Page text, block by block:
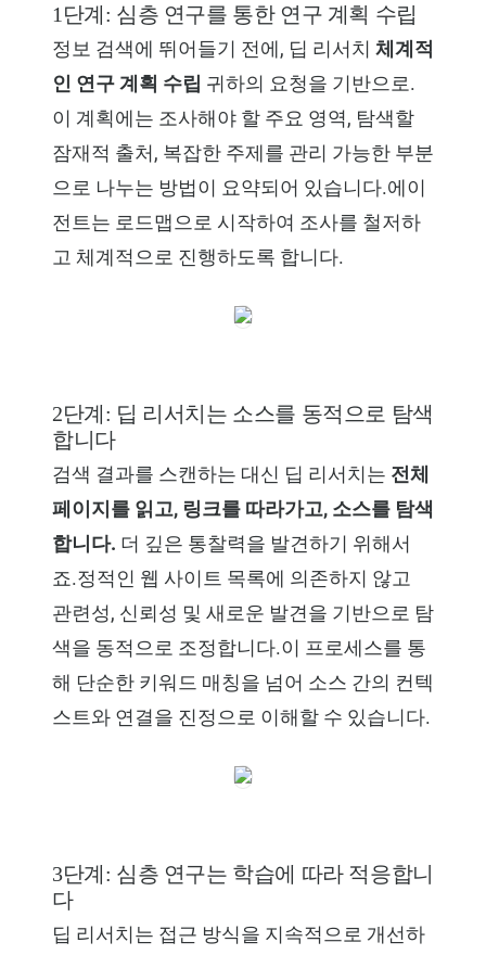
1단계: 심층 연구를 통한 연구 계획 수립
정보 검색에 뛰어들기 전에, 딥 리서치 체계적
인 연구 계획 수립 귀하의 요청을 기반으로.
이 계획에는 조사해야 할 주요 영역, 탐색할
잠재적 출처, 복잡한 주제를 관리 가능한 부분
으로 나누는 방법이 요약되어 있습니다.에이
전트는 로드맵으로 시작하여 조사를 철저하
고 체계적으로 진행하도록 합니다.
2단계: 딥 리서치는 소스를 동적으로 탐색
합니다
검색 결과를 스캔하는 대신 딥 리서치는 전체
페이지를 읽고, 링크를 따라가고, 소스를 탐색
합니다. 더 깊은 통찰력을 발견하기 위해서
죠.정적인 웹 사이트 목록에 의존하지 않고
관련성, 신뢰성 및 새로운 발견을 기반으로 탐
색을 동적으로 조정합니다.이 프로세스를 통
해 단순한 키워드 매칭을 넘어 소스 간의 컨텍
스트와 연결을 진정으로 이해할 수 있습니다.
3단계: 심층 연구는 학습에 따라 적응합니
다
딥 리서치는 접근 방식을 지속적으로 개선하